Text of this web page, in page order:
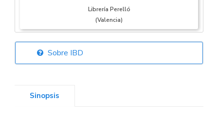
Librería Perelló
(Valencia)
Librería Elías
Sobre IBD
Sinopsis